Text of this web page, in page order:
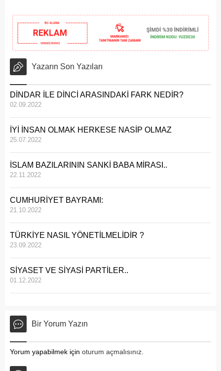
Yazarın Son Yazıları
DİNDAR İLE DİNCİ ARASINDAKİ FARK NEDİR?
02.09.2022
İYİ İNSAN OLMAK HERKESE NASİP OLMAZ
25.07.2022
İSLAM BAZILARININ SANKİ BABA MİRASI..
22.11.2022
CUMHURİYET BAYRAMI:
21.10.2022
TÜRKİYE NASIL YÖNETİLMELİDİR ?
23.09.2022
SİYASET VE SİYASİ PARTİLER..
01.12.2022
Bir Yorum Yazın
Yorum yapabilmek için oturum açmalısınız